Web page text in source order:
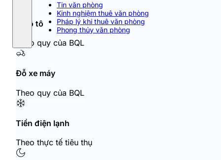
Tin văn phòng
Kinh nghiệm thuê văn phòng
Pháp lý khi thuê văn phòng
Phong thủy văn phòng
Đỗ ô tô
Theo quy của BQL
Đỗ xe máy
Theo quy của BQL
Tiền điện lạnh
Theo thực tế tiêu thụ